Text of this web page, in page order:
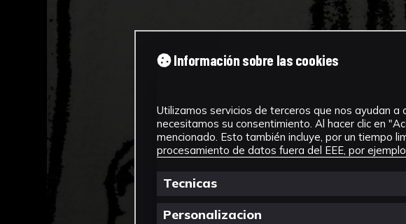
Información sobre las cookies
Utilizamos servicios de terceros que nos ayudan
necesitamos su consentimiento. Al hacer clic en
mencionado. Esto también incluye, por un tiempo
procesamiento de datos fuera del EEE, por
Tecnicas
Personalizacion